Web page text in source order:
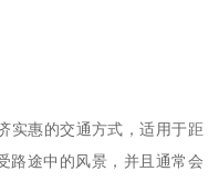
实惠的交通方式，适用于距
路途中的风景，并且通常会